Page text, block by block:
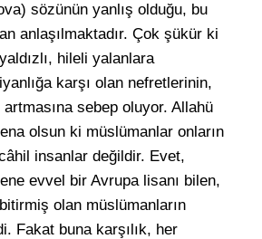
sözünün yanlış olduğu, bu
anlaşılmaktadır. Çok şükür ki
hileli yalanlara
karşı olan nefretlerinin,
artmasına sebep oluyor. Allahü
olsun ki müslümanlar onların
insanlar değildir. Evet,
evvel bir Avrupa lisanı bilen,
olan müslümanların
Fakat buna karşılık, her